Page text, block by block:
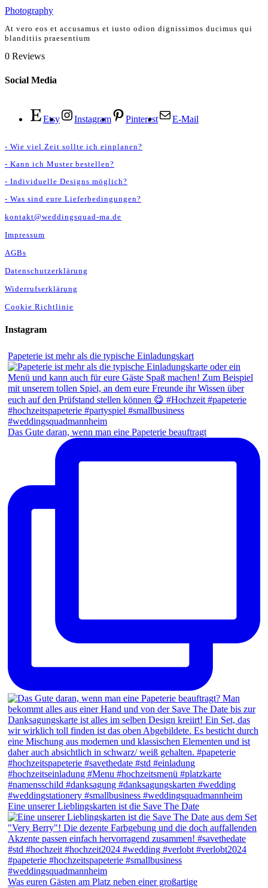
Photography
At vero eos et accusamus et iusto odion dignissimos ducimus qui
blanditiis praesentium
0 Reviews
Social Media
Etsy Instagram Pinterest E-Mail
- Wie viel Zeit sollte ich einplanen?
- Kann ich Muster bestellen?
- Individuelle Designs möglich?
- Was sind eure Lieferbedingungen?
kontakt@weddingsquad-ma.de
Impressum
AGBs
Datenschutzerklärung
Widerrufserklärung
Cookie Richtlinie
Instagram
Papeterie ist mehr als die typische Einladungskart
Das Gute daran, wenn man eine Papeterie beauftragt
Eine unserer Lieblingskarten ist die Save The Date
Was euren Gästen am Platz neben einer großartige